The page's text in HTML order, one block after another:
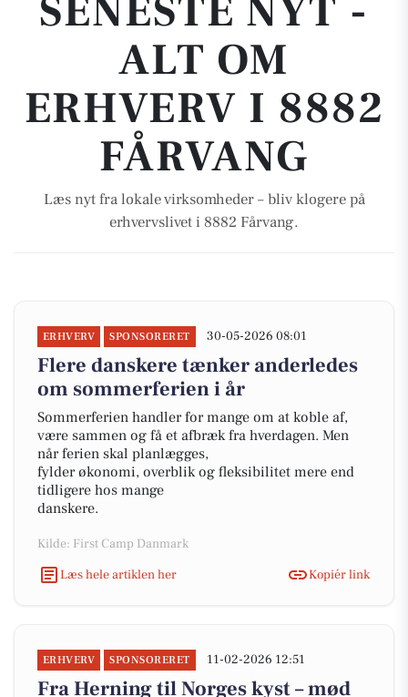
SENESTE NYT -
ALT OM
ERHVERV I 8882
FÅRVANG
Læs nyt fra lokale virksomheder – bliv klogere på
erhvervslivet i 8882 Fårvang.
ERHVERV SPONSORERET 30-05-2026 08:01
Flere danskere tænker anderledes
om sommerferien i år
Sommerferien handler for mange om at koble af,
være sammen og få et afbræk fra hverdagen. Men
når ferien skal planlægges,
fylder økonomi, overblik og fleksibilitet mere end
tidligere hos mange
danskere.
Kilde: First Camp Danmark
Læs hele artiklen her
Kopiér link
ERHVERV SPONSORERET 11-02-2026 12:51
Fra Herning til Norges kyst – mød